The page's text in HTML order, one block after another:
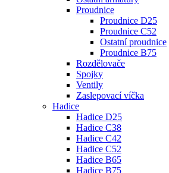
Proudnice
Proudnice D25
Proudnice C52
Ostatní proudnice
Proudnice B75
Rozdělovače
Spojky
Ventily
Zaslepovací víčka
Hadice
Hadice D25
Hadice C38
Hadice C42
Hadice C52
Hadice B65
Hadice B75